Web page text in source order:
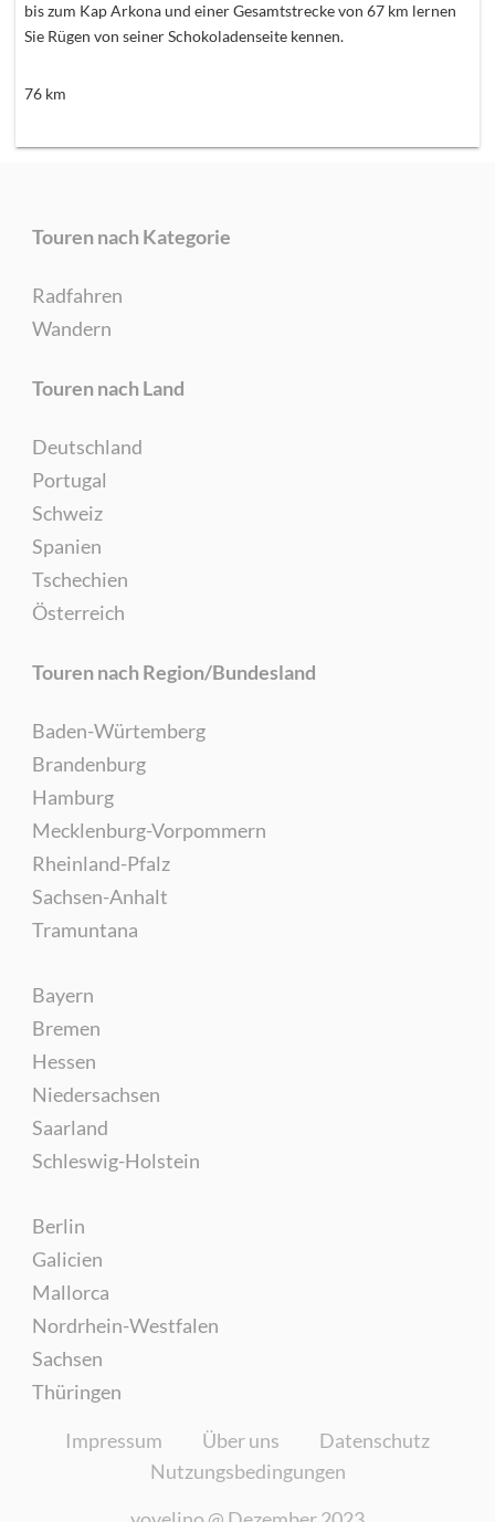
bis zum Kap Arkona und einer Gesamtstrecke von 67 km lernen
Sie Rügen von seiner Schokoladenseite kennen.
76km
Touren nach Kategorie
Radfahren
Wandern
Touren nach Land
Deutschland
Portugal
Schweiz
Spanien
Tschechien
Österreich
Touren nach Region/Bundesland
Baden-Würtemberg
Brandenburg
Hamburg
Mecklenburg-Vorpommern
Rheinland-Pfalz
Sachsen-Anhalt
Tramuntana
Bayern
Bremen
Hessen
Niedersachsen
Saarland
Schleswig-Holstein
Berlin
Galicien
Mallorca
Nordrhein-Westfalen
Sachsen
Thüringen
Impressum Über uns
Datenschutz
Nutzungsbedingungen